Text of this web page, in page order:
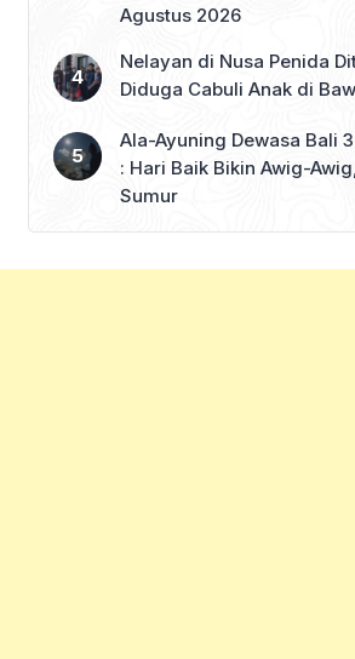
Agustus 2026
Nelayan di Nusa Penida
Diduga Cabuli Anak di
Ala-Ayuning Dewasa Bali
: Hari Baik Bikin Awig-
Sumur